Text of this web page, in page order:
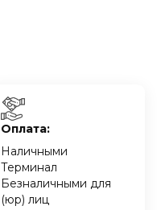
Оплата:
Наличными
Терминал
Безналичными для
(юр) лиц